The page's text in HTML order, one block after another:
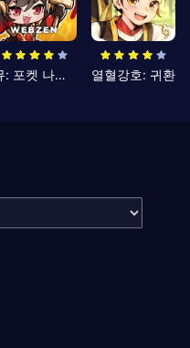
뮤: 포켓 나이츠 열혈강호: 귀환